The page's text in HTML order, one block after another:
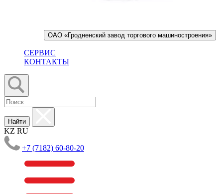
ОАО «Гродненский завод торгового машиностроения»
СЕРВИС
КОНТАКТЫ
Найти
KZ RU
+7 (7182) 60-80-20